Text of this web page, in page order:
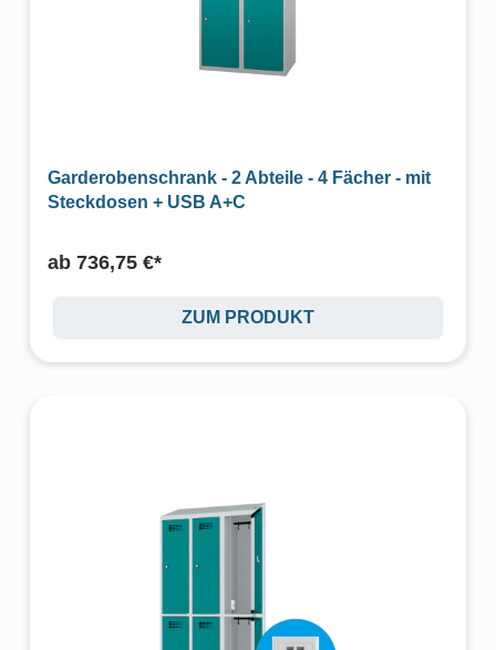
Garderobenschrank - 2 Abteile - 4 Fächer - mit
Steckdosen + USB A+C
ab 736,75 €*
ZUM PRODUKT